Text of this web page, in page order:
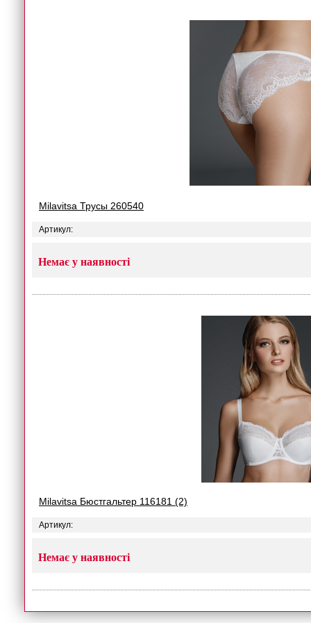
Milavitsa Трусы 260540
Артикул:
Немає у наявності
Milavitsa Бюстгальтер 116181 (2)
Артикул:
Немає у наявності